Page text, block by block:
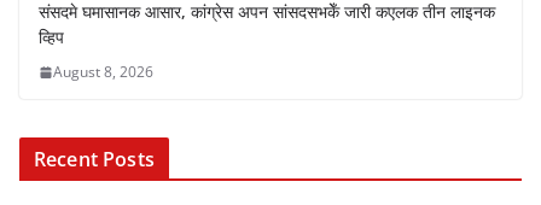
संसदमे घमासानक आसार, कांग्रेस अपन सांसदसभकेँ जारी कएलक तीन लाइनक
व्हिप
August 8, 2026
Recent Posts